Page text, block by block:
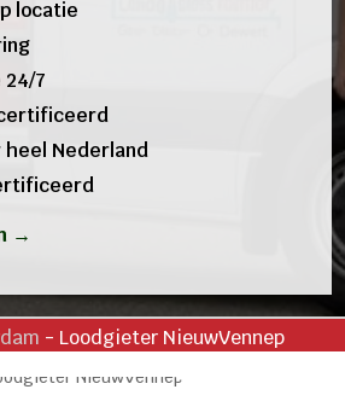
locatie
7
heel Nederland
→
- Loodgieter NieuwVennep